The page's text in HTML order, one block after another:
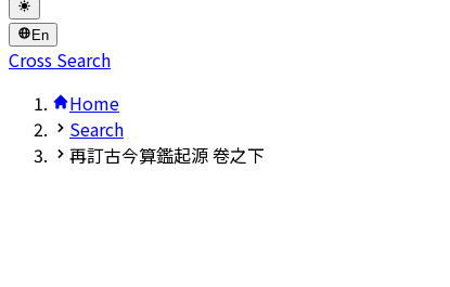
En
Cross Search
Home
Search
再訂古今算鑑起源 卷之下